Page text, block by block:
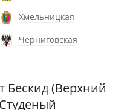
Хмельницкая
Черниговская
Бескид (Верхний